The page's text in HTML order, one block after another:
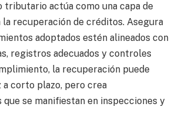
tributario actúa como una capa de
recuperación de créditos. Asegura
adoptados estén alineados con
registros adecuados y controles
la recuperación puede
a corto plazo, pero crea
que se manifiestan en inspecciones y